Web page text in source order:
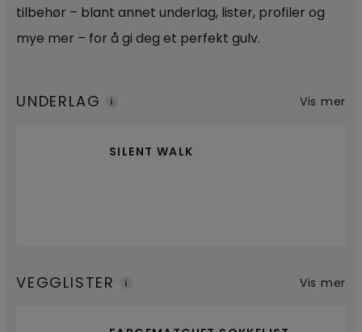
tilbehør – blant annet underlag, lister, profiler og
mye mer – for å gi deg et perfekt gulv.
UNDERLAG
SILENT WALK
Vis mer
VEGGLISTER Vis mer